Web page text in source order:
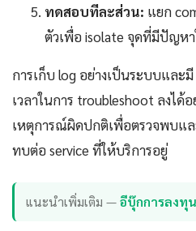
ทดสอบทีละส่วน: แยก
ตัวเพื่อ isolate จุดที่มีปัญห
การเก็บ log อย่างเป็นระบบและ
เวลาในการ troubleshoot ลงได้
เหตุการณ์ผิดปกติเพื่อตรวจพบแ
ทบต่อ service ที่ให้บริการอยู่
แนะนำเพิ่มเติม —อีบุ๊กการลงทุ